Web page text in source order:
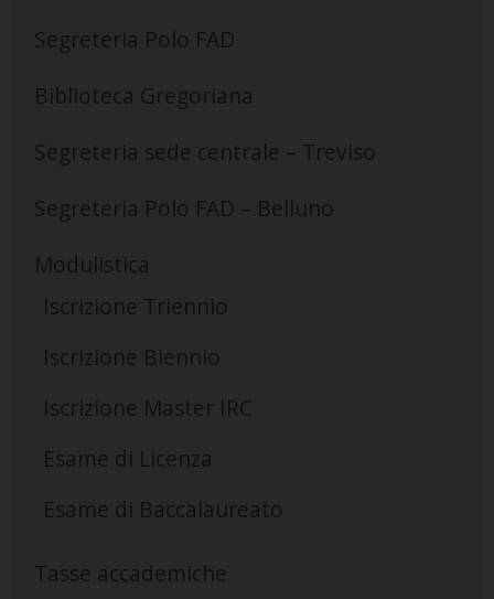
Segreteria Polo FAD
Biblioteca Gregoriana
Segreteria sede centrale – Treviso
Segreteria Polo FAD – Belluno
Modulistica
Iscrizione Triennio
Iscrizione Biennio
Iscrizione Master IRC
Esame di Licenza
Esame di Baccalaureato
Tasse accademiche